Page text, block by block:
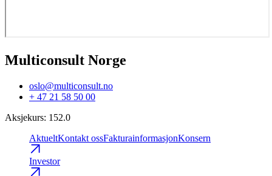
Multiconsult Norge
oslo@multiconsult.no
+ 47 21 58 50 00
Aksjekurs: 152.0
AktueltKontakt ossFakturainformasjonKonsern
Investor